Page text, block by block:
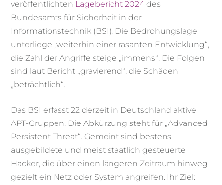
veröffentlichten Lagebericht 2024des
Bundesamts für Sicherheit in der
Informationstechnik (BSI). Die Bedrohungslage
unterliege „weiterhin einer rasanten Entwicklung“,
die Zahl der Angriffe steige „immens“. Die Folgen
sind laut Bericht „gravierend“, die Schäden
„beträchtlich“.
Das BSI erfasst 22 derzeit in Deutschland aktive
APT-Gruppen. Die Abkürzung steht für „Advanced
Persistent Threat“. Gemeint sind bestens
ausgebildete und meist staatlich gesteuerte
Hacker, die über einen längeren Zeitraum hinweg
gezielt ein Netz oder System angreifen. Ihr Ziel: